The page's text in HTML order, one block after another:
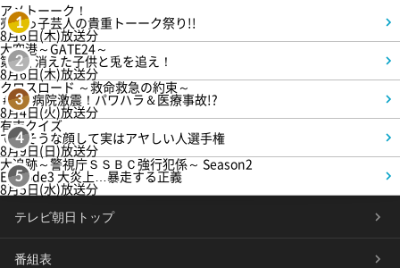
1
アメトーーク！
売れっ子芸人の貴重トーーク祭り!!
8月6日(木)放送分
2
大空港～GATE24～
第3話 消えた子供と兎を追え！
8月6日(木)放送分
3
クロスロード ～救命救急の約束～
＃5 病院激震！パワハラ＆医療事故!?
8月4日(火)放送分
4
有吉クイズ
できそうな顔して実はアヤしい人選手権
8月9日(日)放送分
5
大追跡～警視庁ＳＳＢＣ強行犯係～ Season2
Episode3 大炎上…暴走する正義
8月5日(水)放送分
テレビ朝日トップ
番組表